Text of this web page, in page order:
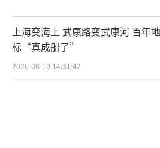
上海变海上 武康路变武康河 百年地
标“真成船了”
2026-08-10 14:31:42